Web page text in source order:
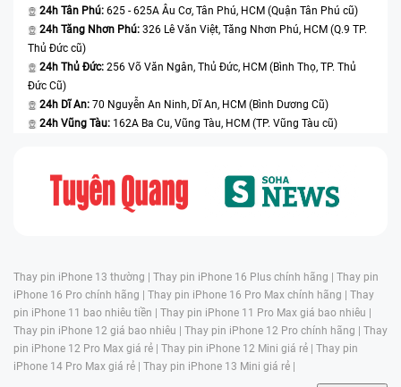
24h Tân Phú: 625 - 625A Âu Cơ, Tân Phú, HCM (Quận Tân Phú cũ)
24h Tăng Nhơn Phú: 326 Lê Văn Việt, Tăng Nhơn Phú, HCM (Q.9 TP.
Thủ Đức cũ)
24h Thủ Đức: 256 Võ Văn Ngân, Thủ Đức, HCM (Bình Thọ, TP. Thủ
Đức Cũ)
24h Dĩ An: 70 Nguyễn An Ninh, Dĩ An, HCM (Bình Dương Cũ)
24h Vũng Tàu: 162A Ba Cu, Vũng Tàu, HCM (TP. Vũng Tàu cũ)
Thay pin iPhone 13 thường | Thay pin iPhone 16 Plus chính hãng | Thay pin
iPhone 16 Pro chính hãng | Thay pin iPhone 16 Pro Max chính hãng | Thay
pin iPhone 11 bao nhiêu tiền | Thay pin iPhone 11 Pro Max giá bao nhiêu |
Thay pin iPhone 12 giá bao nhiêu | Thay pin iPhone 12 Pro chính hãng | Thay
pin iPhone 12 Pro Max giá rẻ | Thay pin iPhone 12 Mini giá rẻ | Thay pin
iPhone 14 Pro Max giá rẻ | Thay pin iPhone 13 Mini giá rẻ |